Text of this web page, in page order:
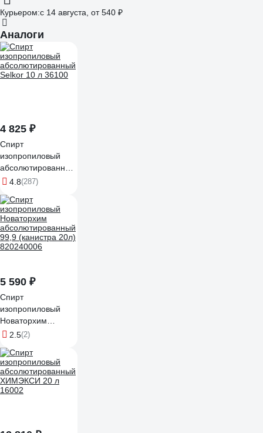
Курьером:c 14 августа, от 540 ₽
Аналоги
4 825 ₽
Спирт
изопропиловый
абсолютированный
Selkor 10 л 36100
4.8(287)
5 590 ₽
Спирт
изопропиловый
Новаторхим
абсолютированный
820240006
2.5(2)